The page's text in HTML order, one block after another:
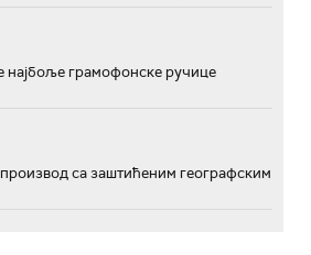
најбоље грамофонске ручице
са заштићеним географским